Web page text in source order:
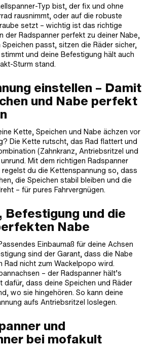
Typ bist, der fix und ohne
rausnimmt, oder auf die robuste
setzt – wichtig ist das richtige
der Radspanner perfekt zu deiner Nabe,
passt, sitzen die Räder sicher,
und deine Befestigung hält auch
Sturm stand.
einstellen – Damit
und Nabe perfekt
Kette, Speichen und Nabe ächzen vor
Die Kette rutscht, das Rad flattert und
(Zahnkranz, Antriebsritzel und
Mit dem richtigen Radspanner
du die Kettenspannung so, dass
die Speichen stabil bleiben und die
– für pures Fahrvergnügen.
Befestigung und die
Nabe
Einbaumaß für deine Achsen
sind der Garant, dass die Nabe
Rad nicht zum Wackelpopo wird.
– der Radspanner hält’s
dafür, dass deine Speichen und Räder
wo sie hingehören. So kann deine
aufs Antriebsritzel loslegen.
und
bei mofakult